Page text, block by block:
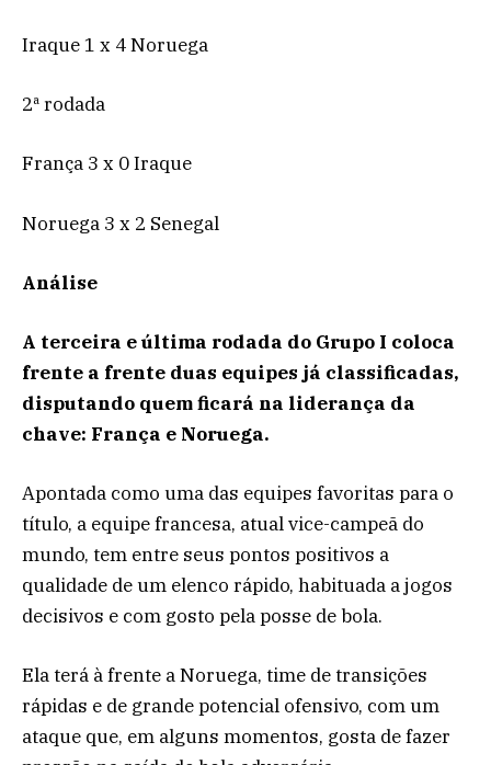
Iraque 1 x 4 Noruega
2ª rodada
França 3 x 0 Iraque
Noruega 3 x 2 Senegal
Análise
A terceira e última rodada do Grupo I coloca
frente a frente duas equipes já classificadas,
disputando quem ficará na liderança da
chave: França e Noruega.
Apontada como uma das equipes favoritas para o
título, a equipe francesa, atual vice-campeã do
mundo, tem entre seus pontos positivos a
qualidade de um elenco rápido, habituada a jogos
decisivos e com gosto pela posse de bola.
Ela terá à frente a Noruega, time de transições
rápidas e de grande potencial ofensivo, com um
ataque que, em alguns momentos, gosta de fazer